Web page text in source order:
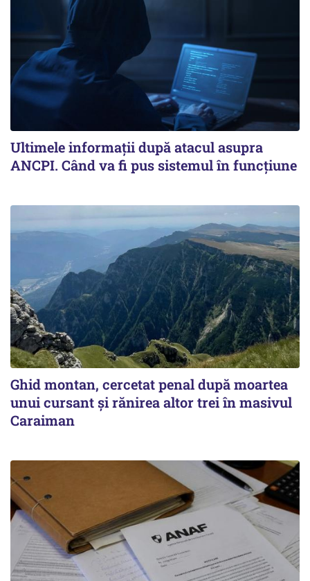
Ultimele informații după atacul asupra
ANCPI. Când va fi pus sistemul în funcțiune
Ghid montan, cercetat penal după moartea
unui cursant și rănirea altor trei în masivul
Caraiman